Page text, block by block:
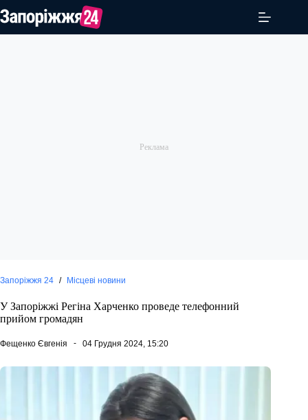
до
Запоріжжя 24 / Місцеві новини
У Запоріжжі Регіна Харченко проведе телефонний
прийом громадян
Фещенко Євгенія 04 Грудня 2024, 15:20